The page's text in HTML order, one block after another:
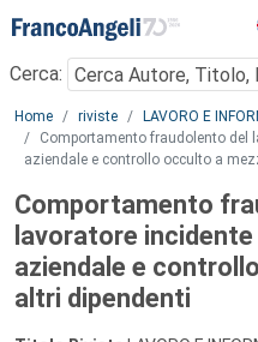
Menu
Cerca:
Main content
Home riviste LAVORO E
Comportamento fraudolento del
aziendale e controllo occulto a
Comportamento
lavoratore
aziendale e
altri dipendenti